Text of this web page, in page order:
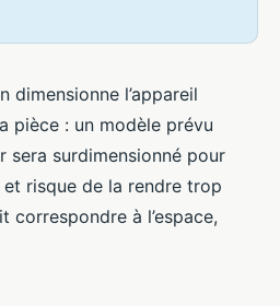
dimensionne l’appareil
pièce : un modèle prévu
sera surdimensionné pour
risque de la rendre trop
correspondre à l’espace,